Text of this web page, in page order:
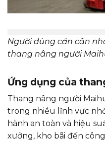
Người dùng cần cân
thang nâng người
Ứng dụng của
Thang nâng người
trong nhiều lĩnh vực
hành an toàn và hiệu
xưởng, kho bãi đến